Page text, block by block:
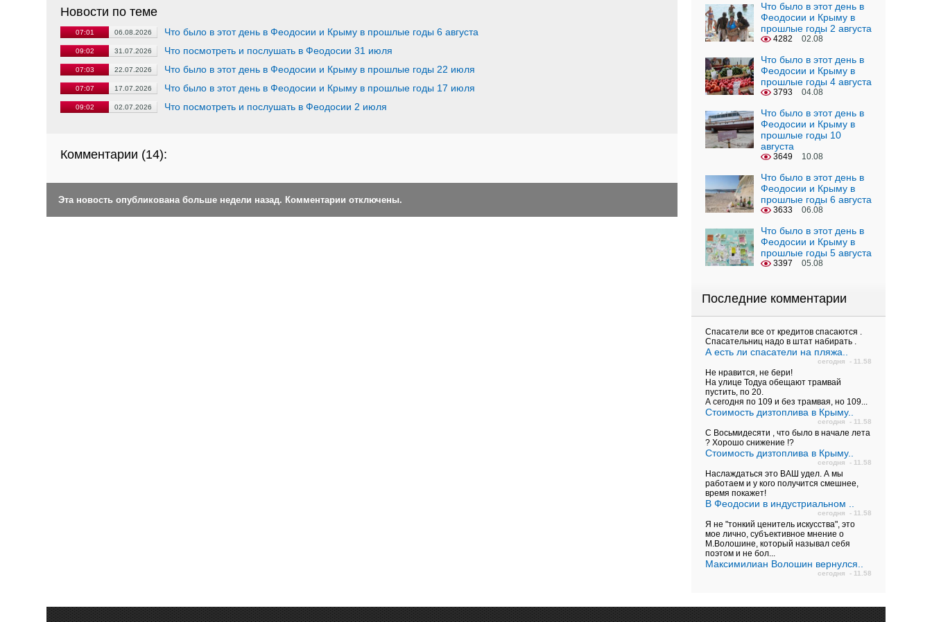
Новости по теме
07:01 06.08.2026 Что было в этот день в Феодосии и Крыму в прошлые годы 6 августа
09:02 31.07.2026 Что посмотреть и послушать в Феодосии 31 июля
07:03 22.07.2026 Что было в этот день в Феодосии и Крыму в прошлые годы 22 июля
07:07 17.07.2026 Что было в этот день в Феодосии и Крыму в прошлые годы 17 июля
09:02 02.07.2026 Что посмотреть и послушать в Феодосии 2 июля
Комментарии (14):
Эта новость опубликована больше недели назад. Комментарии отключены.
Что было в этот день в
Феодосии и Крыму в
прошлые годы 2 августа
4282 02.08
Что было в этот день в
Феодосии и Крыму в
прошлые годы 4 августа
3793 04.08
Что было в этот день в
Феодосии и Крыму в
прошлые годы 10
августа
3649 10.08
Что было в этот день в
Феодосии и Крыму в
прошлые годы 6 августа
3633 06.08
Что было в этот день в
Феодосии и Крыму в
прошлые годы 5 августа
3397 05.08
Последние комментарии
Спасатели все от кредитов спасаются .
Спасательниц надо в штат набирать .
А есть ли спасатели на пляжа..
сегодня - 11.58
Не нравится, не бери!
На улице Тодуа обещают трамвай
пустить, по 20.
А сегодня по 109 и без трамвая, но 109...
Стоимость дизтоплива в Крыму..
сегодня - 11.58
С Восьмидесяти , что было в начале лета
? Хорошо снижение !?
Стоимость дизтоплива в Крыму..
сегодня - 11.58
Наслаждаться это ВАШ удел. А мы
работаем и у кого получится смешнее,
время покажет!
В Феодосии в индустриальном ..
сегодня - 11.58
Я не "тонкий ценитель искусства", это
мое лично, субъективное мнение о
М.Волошине, который называл себя
поэтом и не бол...
Максимилиан Волошин вернулся..
сегодня - 11.58